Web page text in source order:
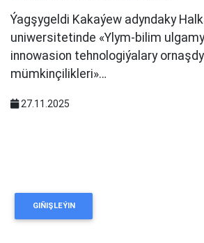
Ýagşygeldi Kakaýew adyndaky
uniwersitetinde «Ylym-bilim
innowasion tehnologiýalary
mümkinçilikleri»…
27.11.2025
GIŇIŞLEÝIN